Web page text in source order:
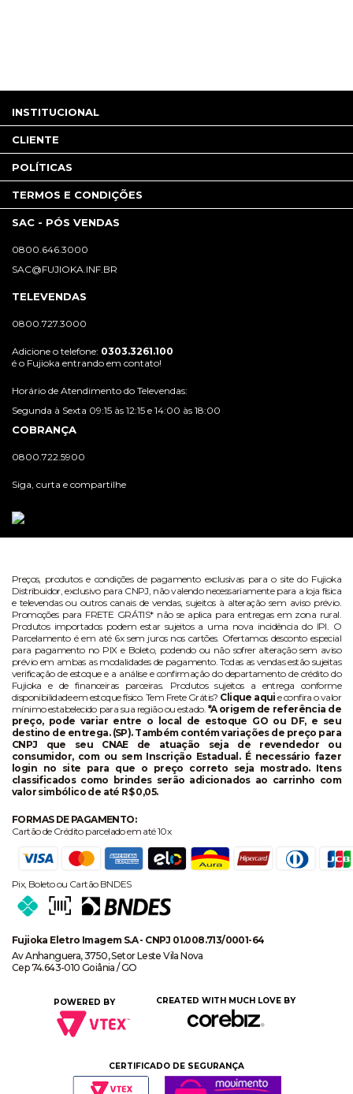
INSTITUCIONAL
CLIENTE
POLÍTICAS
TERMOS E CONDIÇÕES
SAC - PÓS VENDAS
0800.646.3000
SAC@FUJIOKA.INF.BR
TELEVENDAS
0800.727.3000
Adicione o telefone: 0303.3261.100
é o Fujioka entrando em contato!
Horário de Atendimento do Televendas:
Segunda à Sexta 09:15 às 12:15 e 14:00 às 18:00
COBRANÇA
0800.722.5900
Siga, curta e compartilhe
Preços, produtos e condições de pagamento exclusivas para o site do Fujioka
Distribuidor, exclusivo para CNPJ, não valendo necessariamente para a loja física
e televendas ou outros canais de vendas, sujeitos à alteração sem aviso prévio.
Promoções para FRETE GRÁTIS* não se aplica para entregas em zona rural.
Produtos importados podem estar sujeitos a uma nova incidência do IPI. O
Parcelamento é em até 6x sem juros nos cartões. Ofertamos desconto especial
para pagamento no PIX e Boleto, podendo ou não sofrer alteração sem aviso
prévio em ambas as modalidades de pagamento. Todas as vendas estão sujeitas
verificação de estoque e a análise e confirmação do departamento de crédito do
Fujioka e de financeiras parceiras. Produtos sujeitos a entrega conforme
disponibilidade em estoque físico. Tem Frete Grátis? Clique aqui e confira o valor
mínimo estabelecido para sua região ou estado. *A origem de referência de
preço, pode variar entre o local de estoque GO ou DF, e seu
destino de entrega. (SP). Também contém variações de preço para
CNPJ que seu CNAE de atuação seja de revendedor ou
consumidor, com ou sem Inscrição Estadual. É necessário fazer
login no site para que o preço correto seja mostrado. Itens
classificados como brindes serão adicionados ao carrinho com
valor simbólico de até R$ 0,05.
FORMAS DE PAGAMENTO:
Cartão de Crédito parcelado em até 10x
Pix, Boleto ou Cartão BNDES
Fujioka Eletro Imagem S.A - CNPJ 01.008.713/0001-64
Av Anhanguera, 3750, Setor Leste Vila Nova
Cep 74.643-010 Goiânia / GO
POWERED BY CREATED WITH MUCH LOVE BY
CERTIFICADO DE SEGURANÇA